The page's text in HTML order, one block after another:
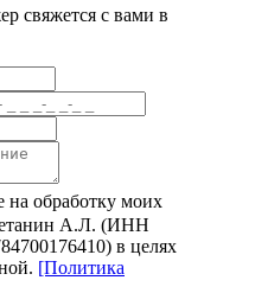
свяжется с вами в
на обработку моих
А.Л. (ИНН
в целях
[Политика